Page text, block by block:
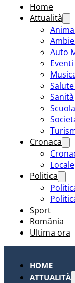
Home
Attualità
Auto
Eventi
Sanità
Scuola
Cronaca
Locale
Politica
Sport
România
Ultima ora
HOME
ATTUALITÀ